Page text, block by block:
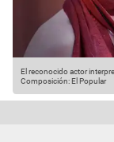
El reconocido actor
Composición: El Popular